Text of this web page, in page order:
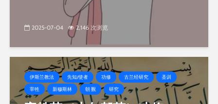
2025-07-04 2,146 次浏览
伊斯兰教法 先知/使者 功修 古兰经研究
圣训
宰牲
新穆斯林 朝 觐 研究